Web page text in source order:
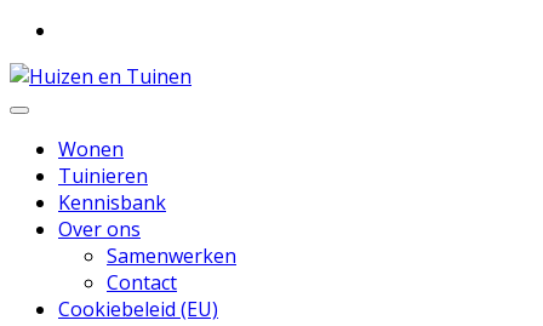
Huizen en Tuinen
Inspiratie voor wonen en tuinieren
Wonen
Tuinieren
Kennisbank
Over ons
Samenwerken
Contact
Cookiebeleid (EU)